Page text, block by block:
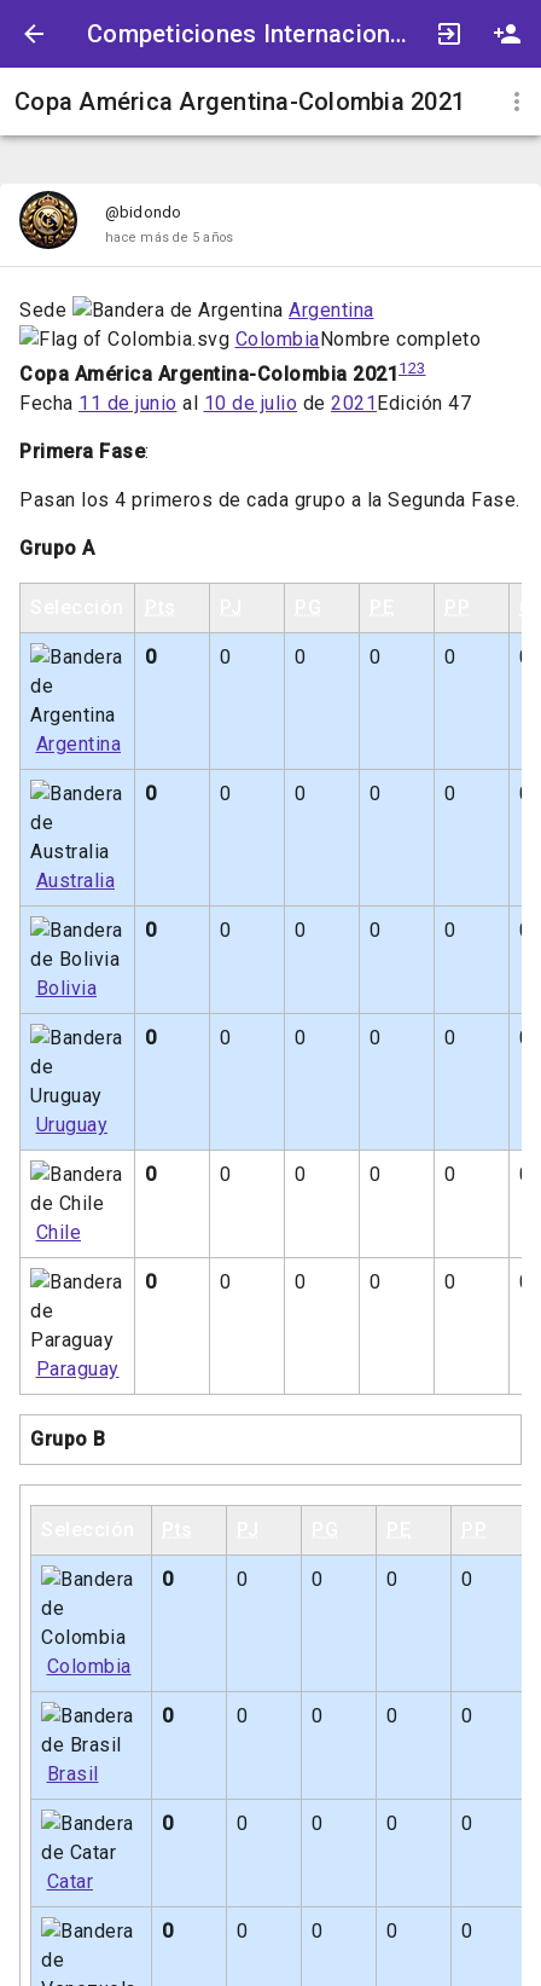
Competiciones Internacionales
Copa América Argentina-Colombia 2021
@bidondo
hace más de 5 años
Sede
Argentina
ColombiaNombre completo
Copa América Argentina-Colombia 2021 1 23
Fecha 11 de junio al 10 de julio de 2021 Edición 47
Primera Fase:
Pasan los 4 primeros de cada grupo a la Segunda Fase.
Grupo A
Argentina
0 0 0 0 0 0
Australia
0 0 0 0 0 0
Bolivia
0 0 0 0 0 0
Uruguay
0 0 0 0 0 0
Chile
0 0 0 0 0 0
Paraguay
0 0 0 0 0 0
Grupo B
Colombia
0 0 0 0 0
Brasil
0 0 0 0 0
Catar
0 0 0 0 0
0 0 0 0 0